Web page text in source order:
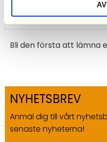
Bli den första att lämna
NYHETSBREV
Anmäl dig till vårt
senaste nyheterna!